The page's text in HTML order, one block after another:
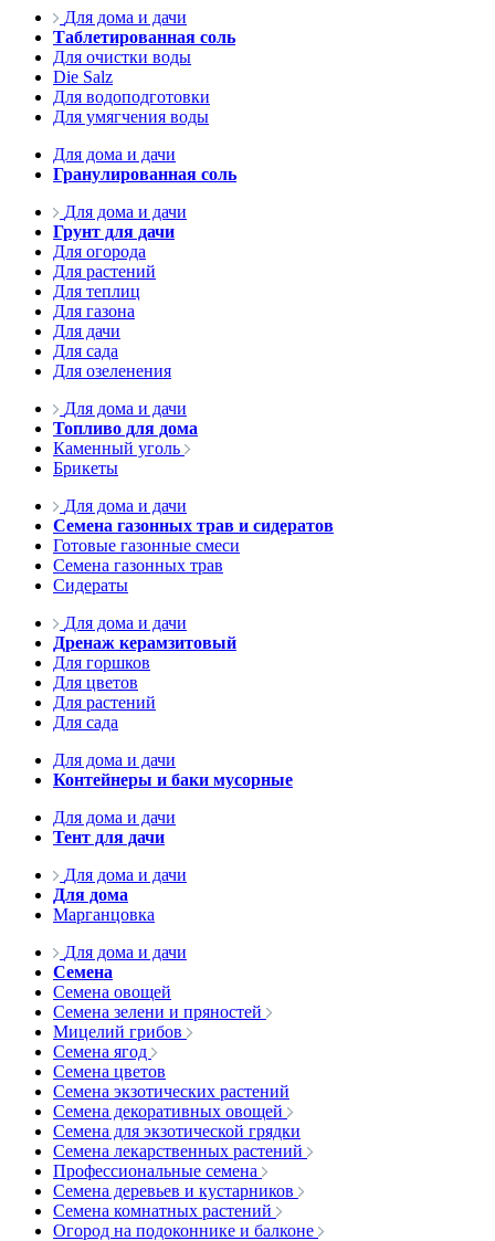
Для дома и дачи
Таблетированная соль
Для очистки воды
Die Salz
Для водоподготовки
Для умягчения воды
Для дома и дачи
Гранулированная соль
Для дома и дачи
Грунт для дачи
Для огорода
Для растений
Для теплиц
Для газона
Для дачи
Для сада
Для озеленения
Для дома и дачи
Топливо для дома
Каменный уголь
Брикеты
Для дома и дачи
Семена газонных трав и сидератов
Готовые газонные смеси
Семена газонных трав
Сидераты
Для дома и дачи
Дренаж керамзитовый
Для горшков
Для цветов
Для растений
Для сада
Для дома и дачи
Контейнеры и баки мусорные
Для дома и дачи
Тент для дачи
Для дома и дачи
Для дома
Марганцовка
Для дома и дачи
Семена
Семена овощей
Семена зелени и пряностей
Мицелий грибов
Семена ягод
Семена цветов
Семена экзотических растений
Семена декоративных овощей
Семена для экзотической грядки
Семена лекарственных растений
Профессиональные семена
Семена деревьев и кустарников
Семена комнатных растений
Огород на подоконнике и балконе